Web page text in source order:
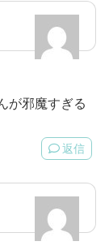
が邪魔すぎる
返信